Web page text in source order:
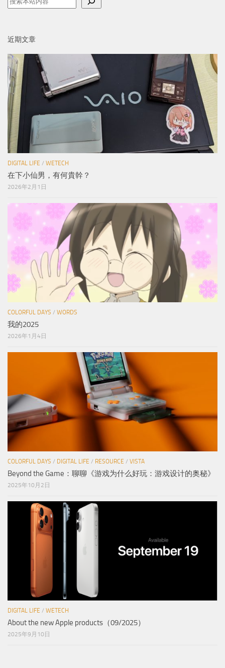
近期文章
DIGITAL LIFE / WETECH
在下小仙男，有何貴幹？
2026年2月1日
COLORFUL DAYS / WORDS
我的2025
2026年1月4日
COLORFUL DAYS / DIGITAL LIFE / RESOURCE / VISTA
Beyond the Game：聊聊《游戏为什么好玩：游戏设计的奥秘》
2025年10月2日
DIGITAL LIFE / WETECH
About the new Apple products（09/2025）
2025年9月10日